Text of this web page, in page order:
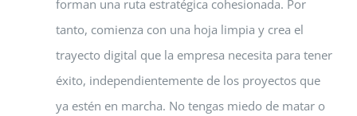
forman una ruta estratégica cohesionada. Por
tanto, comienza con una hoja limpia y crea el
trayecto digital que la empresa necesita para tener
éxito, independientemente de los proyectos que
ya estén en marcha. No tengas miedo de matar o